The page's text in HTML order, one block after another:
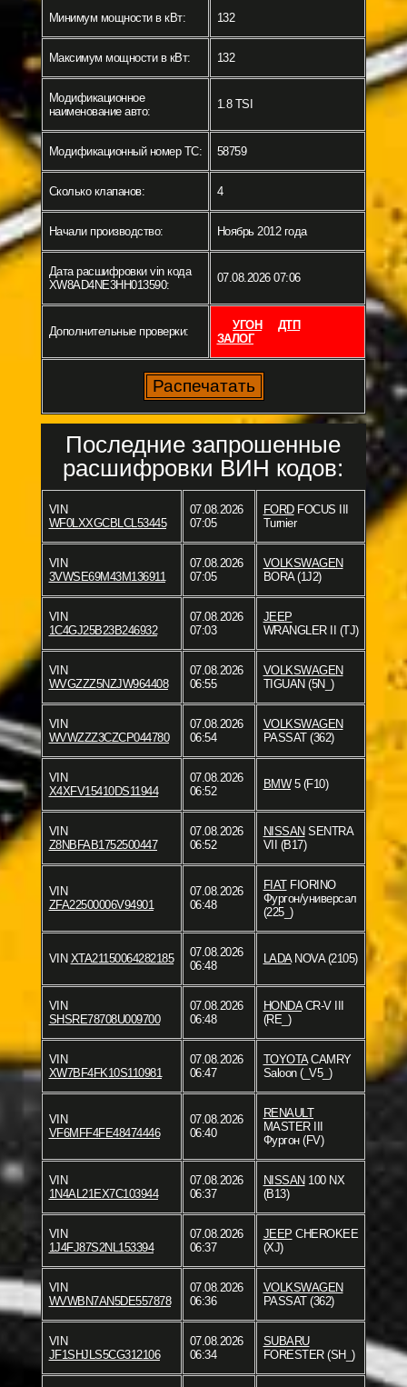
Минимум мощности в кВт: 132
Максимум мощности в кВт: 132
Модификационное
наименование авто:
1.8 TSI
Модификационный номер ТС: 58759
Сколько клапанов: 4
Начали производство: Ноябрь 2012 года
Дата расшифровки vin кода
XW8AD4NE3HH013590:
07.08.2026 07:06
Дополнительные проверки: УГОН
ДТП
ЗАЛОГ
Последние запрошенные
расшифровки ВИН кодов:
VIN
WF0LXXGCBLCL53445
07.08.2026
07:05
FORDFOCUS III
Turnier
VIN
3VWSE69M43M136911
07.08.2026
07:05
VOLKSWAGEN
BORA (1J2)
VIN
1C4GJ25B23B246932
07.08.2026
07:03
JEEP
WRANGLER II (TJ)
VIN
WVGZZZ5NZJW964408
07.08.2026
06:55
VOLKSWAGEN
TIGUAN (5N_)
VIN
WVWZZZ3CZCP044780
07.08.2026
06:54
VOLKSWAGEN
PASSAT (362)
VIN
X4XFV15410DS11944
07.08.2026
06:52
BMW5 (F10)
VIN
Z8NBFAB1752500447
07.08.2026
06:52
NISSAN SENTRA
VII (B17)
VIN
ZFA22500006V94901
07.08.2026
06:48
FIATFIORINO
Фургон/универсал
(225_)
VIN XTA21150064282185
07.08.2026
06:48
LADANOVA (2105)
VIN
SHSRE78708U009700
07.08.2026
06:48
HONDACR-V III
(RE_)
VIN
XW7BF4FK10S110981
07.08.2026
06:47
TOYOTACAMRY
Saloon (_V5_)
VIN
VF6MFF4FE48474446
07.08.2026
06:40
RENAULT
MASTER III
Фургон (FV)
VIN
1N4AL21EX7C103944
07.08.2026
06:37
NISSAN 100 NX
(B13)
VIN
1J4FJ87S2NL153394
07.08.2026
06:37
JEEP CHEROKEE
(XJ)
VIN
WVWBN7AN5DE557878
07.08.2026
06:36
VOLKSWAGEN
PASSAT (362)
VIN
JF1SHJLS5CG312106
07.08.2026
06:34
SUBARU
FORESTER (SH_)